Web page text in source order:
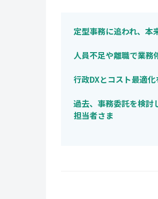
定型事務に追われ、本
人員不足や離職で業務
行政DXとコスト最適
過去、事務委託を検討
担当者さま